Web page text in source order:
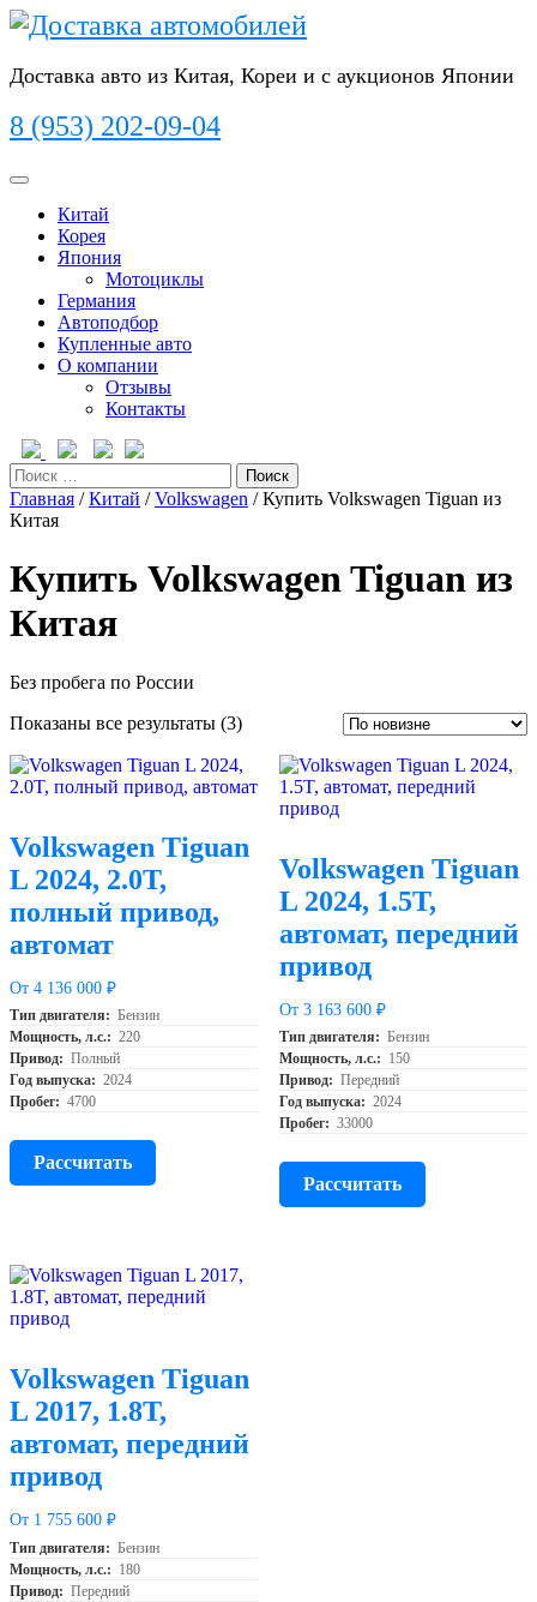
Перейти
Доставка авто из Китая, Кореи и с аукционов Японии
8 (953) 202-09-04
Кнопка
ОткрытьКитай
Корея
Япония
Мотоциклы
Германия
Автоподбор
Купленные авто
О компании
Отзывы
Контакты
Кнопка
Закрыть
Поиск
Главная /Китай /Volkswagen / Купить Volkswagen Tiguan из
Китая
Купить Volkswagen Tiguan из
Китая
Без пробега по России
Показаны все результаты (3)Сортировка:
недавние
Volkswagen Tiguan
L 2024, 2.0T,
полный привод,
автомат
От 4 136 000 ₽
Тип двигателя: Бензин
Мощность, л.с.: 220
Привод: Полный
Год выпуска: 2024
Пробег: 4700
Рассчитать
Volkswagen Tiguan
L 2024, 1.5T,
автомат, передний
привод
От 3 163 600 ₽
Тип двигателя: Бензин
Мощность, л.с.: 150
Привод: Передний
Год выпуска: 2024
Пробег: 33000
Рассчитать
Volkswagen Tiguan
L 2017, 1.8T,
автомат, передний
привод
От 1 755 600 ₽
Тип двигателя: Бензин
Мощность, л.с.: 180
Привод: Передний